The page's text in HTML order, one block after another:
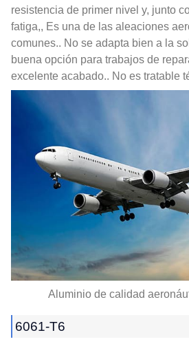
resistencia de primer nivel y, junto
fatiga,, Es una de las aleaciones
comunes.. No se adapta bien a la
buena opción para trabajos de
excelente acabado.. No es tratable
Aluminio de calidad
6061-T6